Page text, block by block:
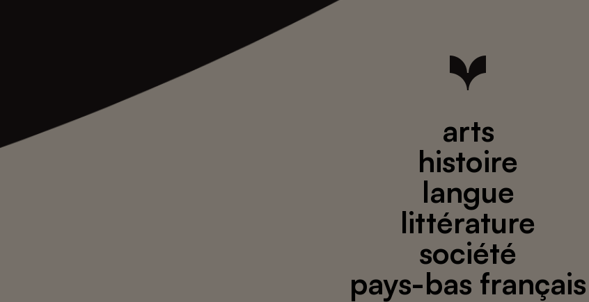
arts
histoire
langue
littérature
société
pays-bas français